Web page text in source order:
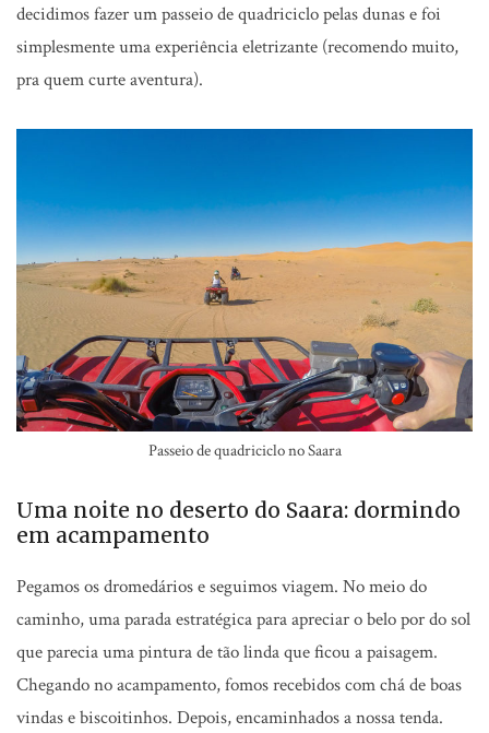
decidimos fazer um passeio de quadriciclo pelas dunas e foi
simplesmente uma experiência eletrizante (recomendo muito,
pra quem curte aventura).
Passeio de quadriciclo no Saara
Uma noite no deserto do Saara: dormindo
em acampamento
Pegamos os dromedários e seguimos viagem. No meio do
caminho, uma parada estratégica para apreciar o belo por do sol
que parecia uma pintura de tão linda que ficou a paisagem.
Chegando no acampamento, fomos recebidos com chá de boas
vindas e biscoitinhos. Depois, encaminhados a nossa tenda.